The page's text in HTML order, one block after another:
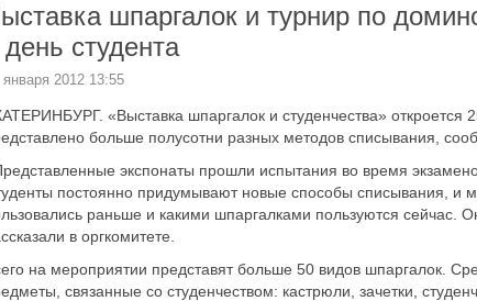
шпаргалок и турнир по
день студента
января 2012 13:55
«Выставка шпаргалок и студенчества» откроется
больше полусотни разных методов списывания,
экспонаты прошли испытания во время
постоянно придумывают новые способы списывания, и
раньше и какими шпаргалками пользуются сейчас.
в оргкомитете.
на мероприятии представят больше 50 видов шпаргалок.
связанные со студенчеством: кастрюли, зачетки,